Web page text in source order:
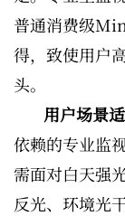
普通消费级
得，致使用户
头。
用户场景
依赖的专业监
需面对白天强
反光、环境光